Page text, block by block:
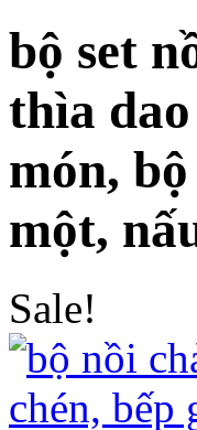
bộ set
thìa
món,
một,
Sale!